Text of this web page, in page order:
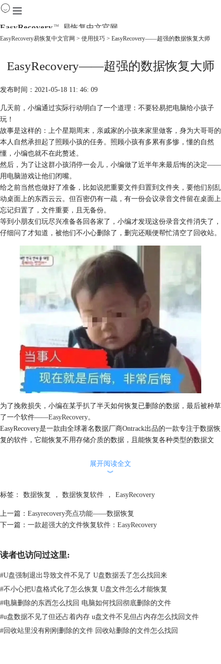
EasyRecovery TM 易恢复中文官网
产品
购买
线下数据恢复
EasyRecovery易恢复中文官网 > 使用技巧 > EasyRecovery——超强的数据恢复大师
EasyRecovery——超强的数据恢复大师
发布时间：2021-05-18 11: 46: 09
几天前，小编通过实际行动明白了一个道理：不要轻易把电脑给小孩子
玩！
故事是这样的：上个星期周末，亲戚家的小孩来家里做客，身为大哥哥的
本人自然承担起了照顾小孩的任务。照顾小孩有多累有多惨，懂的自然
懂，小编也就不在此赘述。
然后，为了让这群小孩消停一会儿，小编做了近半年来最后悔的决定——
用电脑游戏让他们闭嘴。
给之前当然也做好了准备，比如说把重要文件归置到文件夹，要他们别乱
动桌面上的东西云云。但百密仍有一疏，有一份会议录音文件留在桌面上
忘记归置了，文件重要，且无备份。
等到小朋友们玩尽兴准备各回各家了，小编才发现这份录音文件消失了，
仔细问了才知道，被他们不小心删除了，删完还顺便帮忙清空了回收站。
为了挽救损失，小编在某乎扒了半天如何恢复已删除的数据，最后被种草
了一个软件——EasyRecovery。
EasyRecovery是一款由全球著名数据厂商Ontrack出品的一款专注于数据恢
复的软件，它能恢复不用存储介质的数据，且能恢复各种类型的数据文
经过小编的亲身实践，这款软件确实有着救命的功效，操作也简单。进入
软件后在图1界面中选择要恢复数据的类型（这样可以帮助软件更精确地
图1：选择恢复内容
展开阅读全文
︾
标签： 数据恢复 ， 数据恢复软件 ， EasyRecovery
上一篇： Easyrecovery亮点功能——数据恢复
下一篇： 一款超强大的文件恢复软件：EasyRecovery
读者也访问过这里:
#U盘强制退出导致文件不见了 U盘数据丢了怎么找回来
#不小心把U盘格式化了怎么恢复 U盘文件怎么才能恢复
#电脑删除的东西怎么找回 电脑如何找回彻底删除的文件
#u盘数据不见了但还占着内存 u盘文件不见但占内存怎么找回文件
#回收站里没有刚刚删除的文件 回收站删除的文件怎么找回